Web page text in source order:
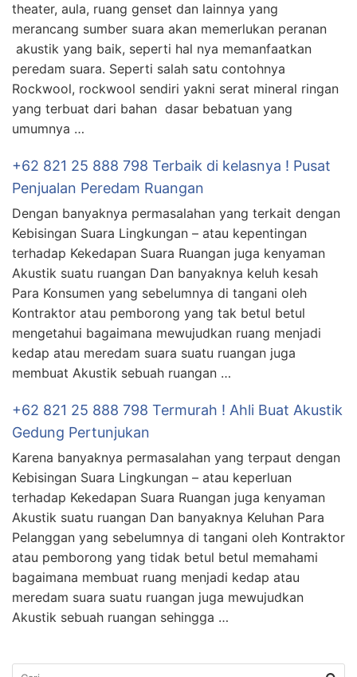
theater, aula, ruang genset dan lainnya yang
merancang sumber suara akan memerlukan peranan
akustik yang baik, seperti hal nya memanfaatkan
peredam suara. Seperti salah satu contohnya
Rockwool, rockwool sendiri yakni serat mineral ringan
yang terbuat dari bahan dasar bebatuan yang
umumnya …
+62 821 25 888 798 Terbaik di kelasnya ! Pusat
Penjualan Peredam Ruangan
Dengan banyaknya permasalahan yang terkait dengan
Kebisingan Suara Lingkungan – atau kepentingan
terhadap Kekedapan Suara Ruangan juga kenyaman
Akustik suatu ruangan Dan banyaknya keluh kesah
Para Konsumen yang sebelumnya di tangani oleh
Kontraktor atau pemborong yang tak betul betul
mengetahui bagaimana mewujudkan ruang menjadi
kedap atau meredam suara suatu ruangan juga
membuat Akustik sebuah ruangan …
+62 821 25 888 798 Termurah ! Ahli Buat Akustik
Gedung Pertunjukan
Karena banyaknya permasalahan yang terpaut dengan
Kebisingan Suara Lingkungan – atau keperluan
terhadap Kekedapan Suara Ruangan juga kenyaman
Akustik suatu ruangan Dan banyaknya Keluhan Para
Pelanggan yang sebelumnya di tangani oleh Kontraktor
atau pemborong yang tidak betul betul memahami
bagaimana membuat ruang menjadi kedap atau
meredam suara suatu ruangan juga mewujudkan
Akustik sebuah ruangan sehingga …